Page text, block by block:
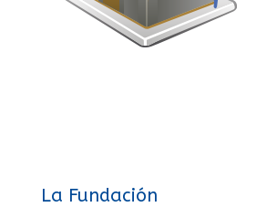
La Fundación